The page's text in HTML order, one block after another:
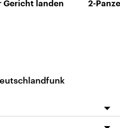
Gericht landen
2-